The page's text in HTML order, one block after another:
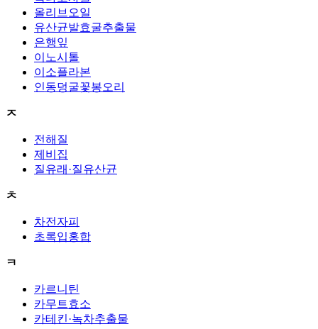
올리브오일
유산균발효굴추출물
은행잎
이노시톨
이소플라본
인동덩굴꽃봉오리
ㅈ
전해질
제비집
질유래·질유산균
ㅊ
차전자피
초록입홍합
ㅋ
카르니틴
카무트효소
카테킨·녹차추출물